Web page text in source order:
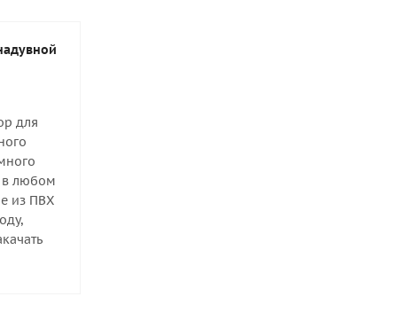
для
в любом
из ПВХ